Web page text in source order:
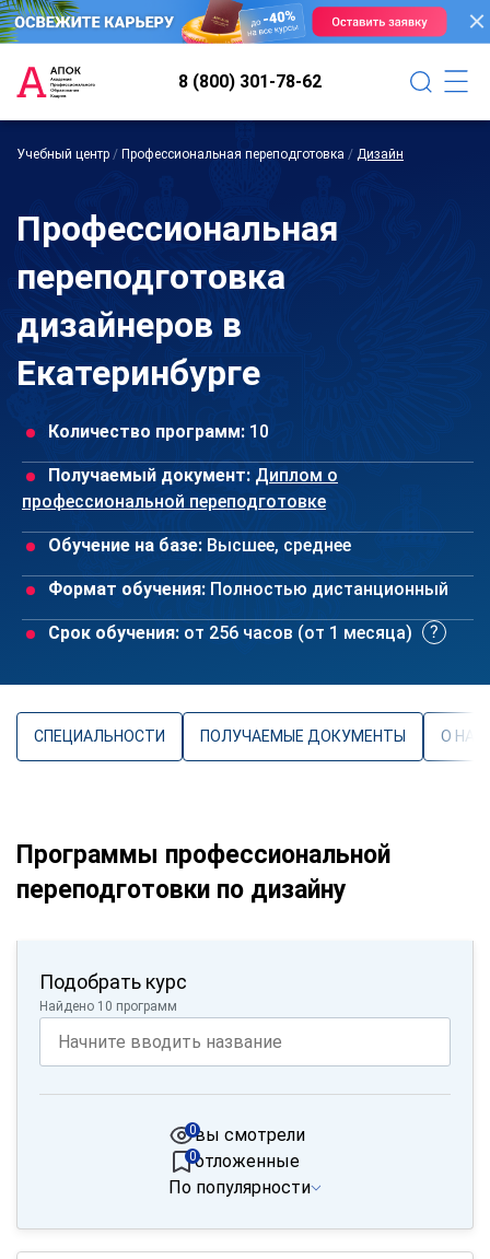
8 (800) 301-78-62
Учебный центр / Профессиональная переподготовка / Дизайн
Профессиональная
переподготовка
дизайнеров в
Екатеринбурге
Количество программ: 10
Получаемый документ: Диплом о
профессиональной переподготовке
Обучение на базе: Высшее, среднее
Формат обучения: Полностью дистанционный
Срок обучения: от 256 часов (от 1 месяца)
СПЕЦИАЛЬНОСТИ ПОЛУЧАЕМЫЕ ДОКУМЕНТЫ О
Программы профессиональной
переподготовки по дизайну
Подобрать курс
Найдено 10 программ
вы смотрели
0
отложенные
0
По популярности